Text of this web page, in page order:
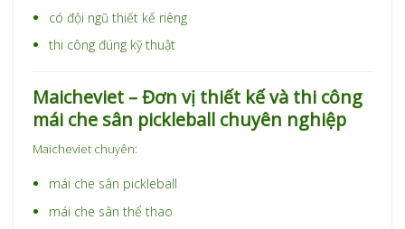
có đội ngũ thiết kế riêng
thi công đúng kỹ thuật
Maicheviet – Đơn vị thiết kế và thi công
mái che sân pickleball chuyên nghiệp
Maicheviet chuyên:
mái che sân pickleball
mái che sân thể thao